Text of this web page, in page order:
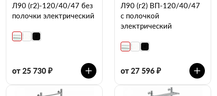
Л90 (г2)-120/40/47 без
полочки электрический
от 25 730 ₽
Л90 (г2) ВП-120/40/47
с полочкой
электрический
от 27 596 ₽